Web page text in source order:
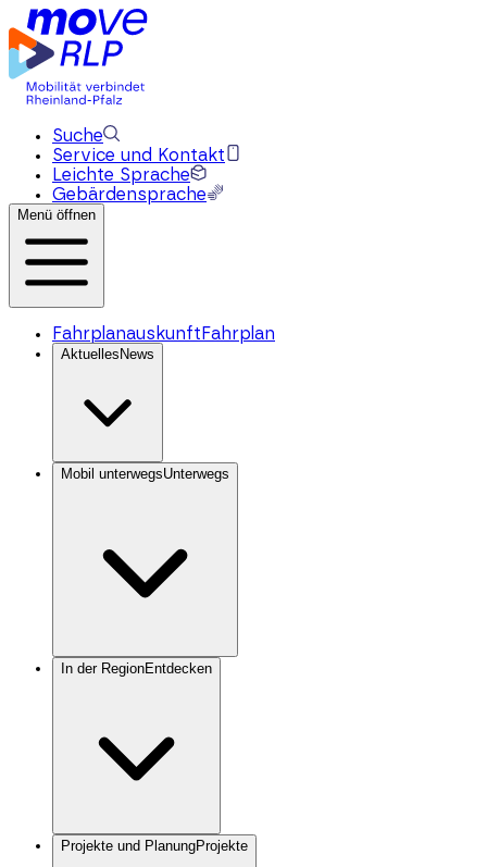
Suche
Service und Kontakt
Leichte Sprache
Gebärdensprache
Menü öffnen
Fahrplanauskunft Fahrplan
Aktuelles News
Mobil unterwegsUnterwegs
In der RegionEntdecken
Projekte und PlanungProjekte